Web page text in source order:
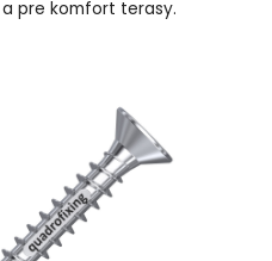
pre komfort terasy.